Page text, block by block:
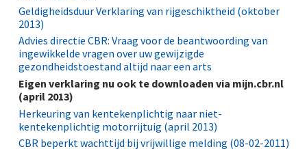
Geldigheidsduur Verklaring van rijgeschiktheid (oktober
2013)
Advies directie CBR: Vraag voor de beantwoording van
ingewikkelde vragen over uw gewijzigde
gezondheidstoestand altijd naar een arts
Eigen verklaring nu ook te downloaden via mijn.cbr.nl
(april 2013)
Herkeuring van kentekenplichtig naar niet-
kentekenplichtig motorrijtuig (april 2013)
CBR beperkt wachttijd bij vrijwillige melding (08-02-2011)